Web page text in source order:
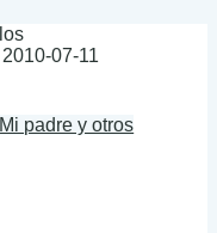
2010-07-11
Mi padre y otros